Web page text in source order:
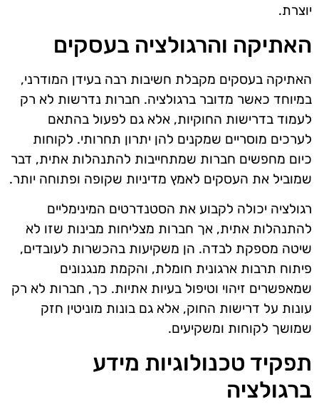
יוצרת.
האתיקה והרגולציה בעסקים
האתיקה בעסקים מקבלת חשיבות רבה בעידן המודרני,
במיוחד כאשר מדובר ברגולציה. חברות נדרשות לא רק
לעמוד בדרישות החוקיות, אלא גם לפעול בהתאם
לערכים מוסריים שמקנים להן יתרון תחרותי. לקוחות
כיום מחפשים חברות שמתחייבות להתנהלות אתית, דבר
שמוביל את העסקים לאמץ מדיניות שקופה ופתוחה יותר.
רגולציה יכולה לקבוע את הסטנדרטים המינימליים
להתנהלות אתית, אך חברות מצליחות מבינות שזו לא
שיטה מספקת לבדה. הן משקיעות בהכשרות לעובדים,
פיתוח תרבות ארגונית חומלת, והקמת מנגנונים
שמאפשרים זיהוי וטיפול בעיות אתיות. כך, חברות לא רק
עונות על דרישות החוק, אלא גם בונות מוניטין חזק
שמושך לקוחות ומשקיעים.
תפקיד טכנולוגיות מידע
ברגולציה